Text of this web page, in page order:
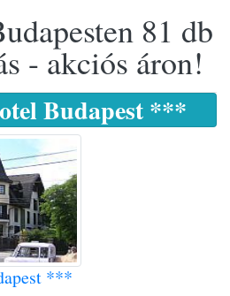
81 db
- akciós áron!
Budapest ***
***